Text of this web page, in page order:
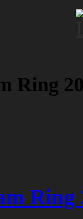
Ring
Ring